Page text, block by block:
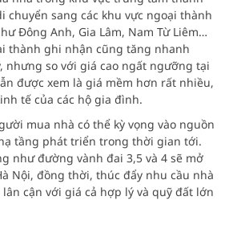
chuyển sang các khu vực ngoại thành
Đông Anh, Gia Lâm, Nam Từ Liêm…
thành ghi nhận cũng tăng nhanh
nhưng so với giá cao ngất ngưỡng tại
được xem là giá mềm hơn rất nhiều,
tế của các hộ gia đình.
mua nhà có thể kỳ vọng vào nguồn
tầng phát triển trong thời gian tới.
như đường vành đai 3,5 và 4 sẽ mở
Nội, đồng thời, thúc đẩy nhu cầu nhà
cận với giá cả hợp lý và quỹ đất lớn